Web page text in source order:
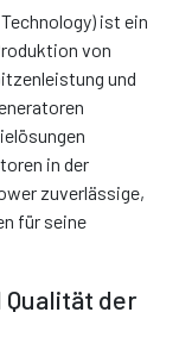
ist ein
von
und
in der
zuverlässige,
für seine
der